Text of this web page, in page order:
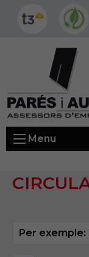
Menu